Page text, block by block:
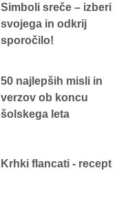
Simboli sreče – izberi
svojega in odkrij
sporočilo!
50 najlepših misli in
verzov ob koncu
šolskega leta
Krhki flancati - recept